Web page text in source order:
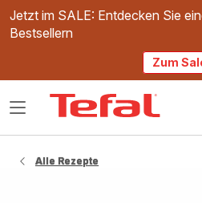
Jetzt im SALE: Entdecken Sie
Bestsellern
Zum
Das
Alle Rezepte